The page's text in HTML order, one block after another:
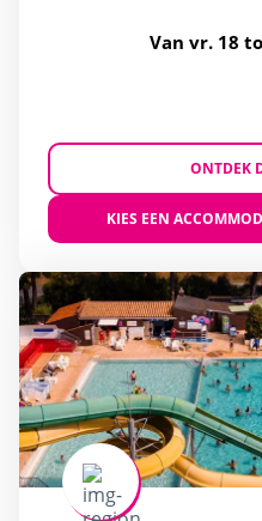
Van vr. 18
ONTDEK
KIES EEN